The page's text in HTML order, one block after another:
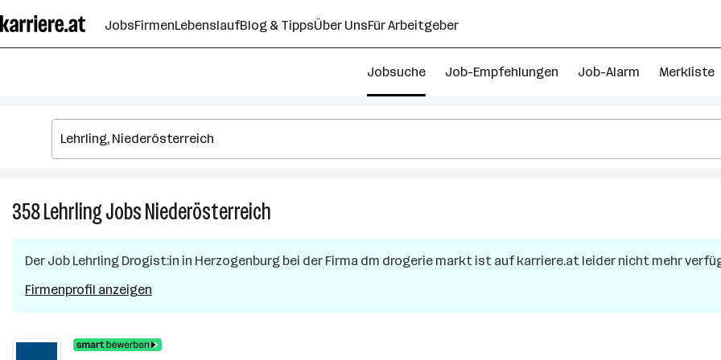
Seiteninhalt
springen
JobsFirmenLebenslaufBlog & TippsÜber UnsFür Arbeitgeber
Jobsuche Job-Empfehlungen Job-Alarm Merkliste
358LehrlingJobsNiederösterreich
in
Der Job Lehrling Drogist:in in Herzogenburg bei der Firma dm drogerie markt ist auf karriere.at leider nicht mehr
Firmenprofil anzeigen